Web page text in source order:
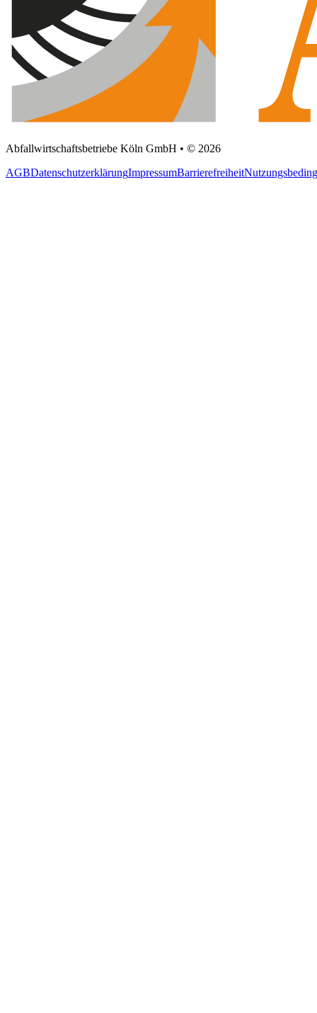
Abfallwirtschaftsbetriebe Köln GmbH • © 2026
AGBDatenschutzerklärungImpressumBarrierefreiheit